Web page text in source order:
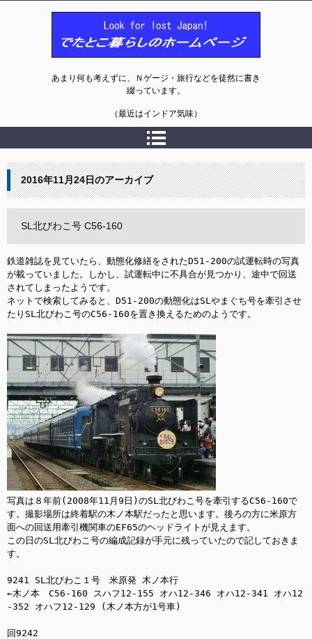
あまり何も考えずに、Ｎゲージ・旅行などを徒然に書き
綴っています。
（最近はインドア気味）
2016年11月24日のアーカイブ
SL北びわこ号 C56-160
鉄道雑誌を見ていたら、動態化修繕をされたD51-200の試運転時の写真
が載っていました。しかし、試運転中に不具合が見つかり、途中で回送
されてしまったようです。
ネットで検索してみると、D51-200の動態化はSLやまぐち号を牽引させ
たりSL北びわこ号のC56-160を置き換えるためのようです。
写真は８年前(2008年11月9日)のSL北びわこ号を牽引するC56-160で
す。撮影場所は終着駅の木ノ本駅だったと思います。後ろの方に米原方
面への回送用牽引機関車のEF65のヘッドライトが見えます。
この日のSL北びわこ号の編成記録が手元に残っていたので記しておきま
す。
9241 SL北びわこ１号　米原発 木ノ本行
←木ノ本　C56-160 スハフ12-155 オハ12-346 オハ12-341 オハ12
-352 オハフ12-129 (木ノ本方が1号車)
回9242